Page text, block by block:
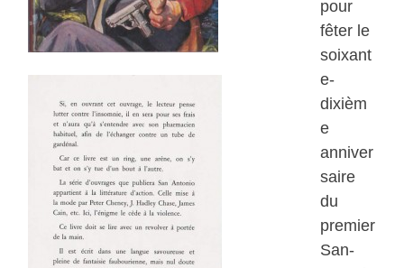
pour
fêter le
soixant
e-
dixièm
e
anniver
saire
du
premier
San-